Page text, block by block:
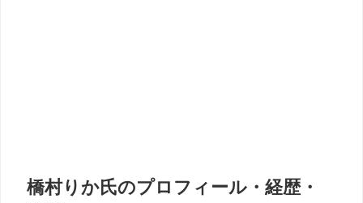
橋村りか氏のプロフィール・経歴・